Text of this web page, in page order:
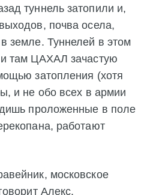
туннель затопили и,
почва осела,
земле. Туннелей в этом
там ЦАХАЛ зачастую
затопления (хотя
и не обо всех в армии
проложенные в поле
работают
московское
Алекс.